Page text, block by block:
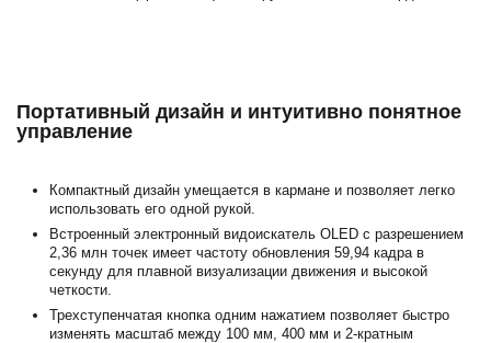
Портативный дизайн и интуитивно понятное
управление
Компактный дизайн умещается в кармане и позволяет легко
использовать его одной рукой.
Встроенный электронный видоискатель OLED с разрешением
2,36 млн точек имеет частоту обновления 59,94 кадра в
секунду для плавной визуализации движения и высокой
четкости.
Трехступенчатая кнопка одним нажатием позволяет быстро
изменять масштаб между 100 мм, 400 мм и 2-кратным